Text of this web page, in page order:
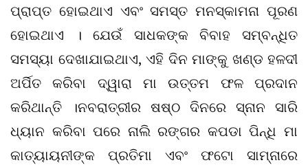
ପ୍ରାପ୍ତ ହୋଇଥାଏ ଏବଂ ସମସ୍ତ ମନସ୍କାମନା ପୂରଣ
ହୋଇଥାଏ । ଯେଉଁ ସାଧକଙ୍କ ବିବାହ ସମ୍ବନ୍ଧିତ
ସମସ୍ୟା ଦେଖାଯାଇଥାଏ, ଏହି ଦିନ ମାଙ୍କୁ ଖଣ୍ଡ ହଳଦୀ
ଅର୍ପିତ କରିବା ଦ୍ୱାରା ମା ଉତ୍ତମ ଫଳ ପ୍ରଦାନ
କରିଥାନ୍ତି ।ନବରାତ୍ରୀର ଷଷ୍ଠ ଦିନରେ ସ୍ନାନ ସାରି
ଧ୍ୟାନ କରିବା ପରେ ନାଲି ରଙ୍ଗର କପଡା ପିନ୍ଧି ମା
କାତ୍ୟାୟନୀଙ୍କ ପ୍ରତିମା ଏବଂ ଫଟୋ ସାମ୍ନାରେ